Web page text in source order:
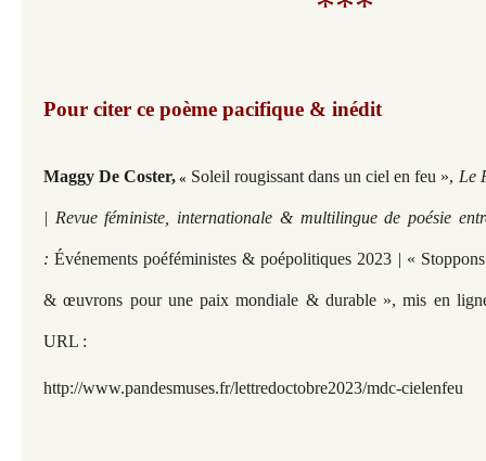
Pour citer ce poème pacifique & inédit​​​​​​
Maggy De Coster, « Soleil rougissant dans un ciel en feu », Le
| Revue féministe, internationale & multilingue de poésie
:Événements poéféministes & poépolitiques 2023 | «
& œuvrons pour une paix mondiale & durable », mis en
URL :
http://www.pandesmuses.fr/lettredoctobre2023/mdc-cielenfeu​